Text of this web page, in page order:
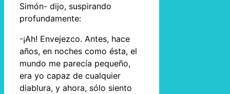
Simón- dijo, suspirando
profundamente:
-¡Ah! Envejezco. Antes, hace
años, en noches como ésta, el
mundo me parecía pequeño,
era yo capaz de cualquier
diablura, y ahora, sólo siento